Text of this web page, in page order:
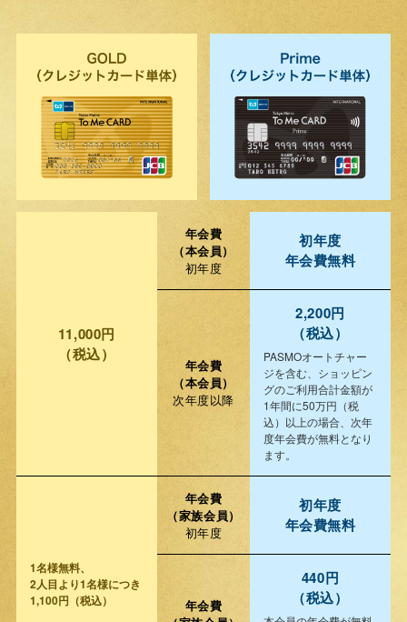
11,000円
（税込）
年会費
（本会員）
初年度
初年度
年会費無料
年会費
（本会員）
次年度以降
2,200円
（税込）
PASMOオートチャー
ジを含む、ショッピン
グのご利用合計金額が
1年間に50万円（税
込）以上の場合、次年
度年会費が無料となり
ます。
1名様無料、
2人目より1名様につき
1,100円（税込）
年会費
（家族会員）
初年度
初年度
年会費無料
年会費
440円
（税込）